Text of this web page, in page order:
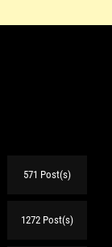
571 Post(s)
1272 Post(s)